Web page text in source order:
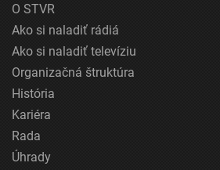
O STVR
Ako si naladiť rádiá
Ako si naladiť televíziu
Organizačná štruktúra
História
Kariéra
Rada
Úhrady